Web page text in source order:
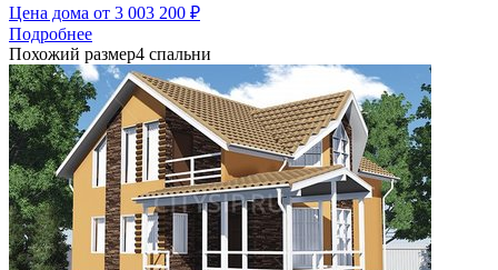
Цена дома от 3 003 200 ₽
Подробнее
Похожий размер4 спальни